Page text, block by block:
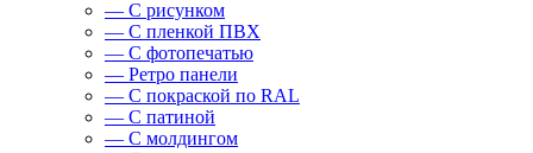
— С рисунком
— С пленкой ПВХ
— С фотопечатью
— Ретро панели
— С покраской по RAL
— С патиной
— С молдингом